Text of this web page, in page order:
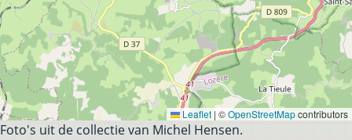
Leaflet | ©OpenStreetMapcontributors
Foto's uit de collectie van Michel Hensen.